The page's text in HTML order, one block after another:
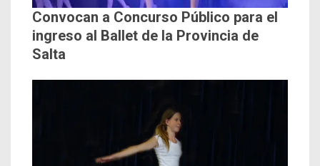
Convocan a Concurso Público para el
ingreso al Ballet de la Provincia de
Salta